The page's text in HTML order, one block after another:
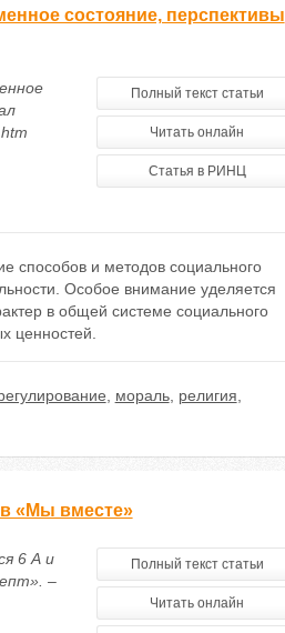
состояние, перспективы
Полный текст статьи
Читать онлайн
Статья в РИНЦ
способов и методов социального
Особое внимание уделяется
в общей системе социального
ценностей.
мораль, религия
«Мы вместе»
6 А и
–
Полный текст статьи
Читать онлайн